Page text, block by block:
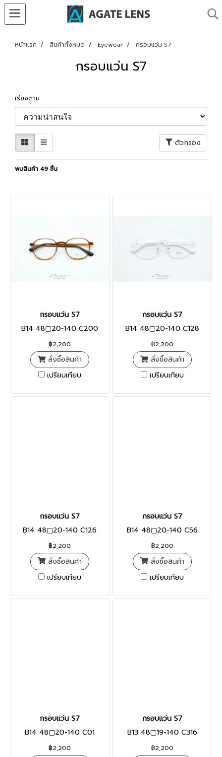
หน้าแรก สินค้าทั้งหมด Eyewear กรอบแว่น S7
กรอบแว่น S7
เรียงตาม
ตัวกรอง
พบสินค้า 49 ชิ้น
กรอบแว่น S7
B14 48▢20-140 C200
฿2,200
สั่งซื้อสินค้า
เปรียบเทียบ
กรอบแว่น S7
B14 48▢20-140 C128
฿2,200
สั่งซื้อสินค้า
เปรียบเทียบ
กรอบแว่น S7
B14 48▢20-140 C126
฿2,200
สั่งซื้อสินค้า
เปรียบเทียบ
กรอบแว่น S7
B14 48▢20-140 C56
฿2,200
สั่งซื้อสินค้า
เปรียบเทียบ
กรอบแว่น S7
B14 48▢20-140 C01
฿2,200
กรอบแว่น S7
B13 48▢19-140 C316
฿2,200